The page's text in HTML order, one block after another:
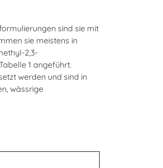
sind sie mit
sie meistens in
2,3-
1 angeführt.
werden und sind in
wässrige